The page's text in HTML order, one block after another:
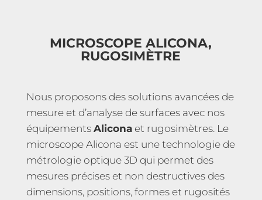
MICROSCOPE ALICONA,
RUGOSIMÈTRE
Nous proposons des solutions avancées de
mesure et d’analyse de surfaces avec nos
équipements Aliconaet rugosimètres. Le
microscope Alicona est une technologie de
métrologie optique 3D qui permet des
mesures précises et non destructives des
dimensions, positions, formes et rugosités